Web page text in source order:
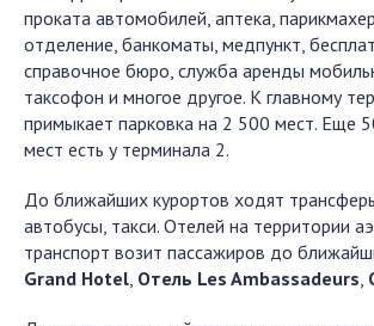
проката автомобилей, аптека,
отделение, банкоматы, медпункт,
справочное бюро, служба аренды
таксофон и многое другое. К главному
примыкает парковка на 2 500 мест. Еще
мест есть у терминала 2.
До ближайших курортов ходят
автобусы, такси. Отелей на территории
транспорт возит пассажиров до
Grand Hotel, Отель Les Ambassadeurs,